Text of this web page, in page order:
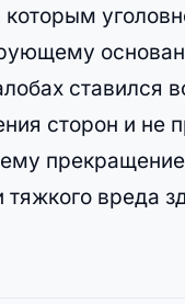
ставился
сторон и не
тяжкого вреда